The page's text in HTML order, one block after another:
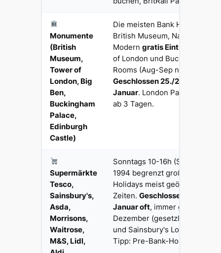
Monumente
(British
Museum,
Tower of
London, Big
Ben,
Buckingham
Palace,
Edinburgh
Castle)
Die meisten Bank Holidays
British Museum, National
Modern gratis Eintritt
of London und Buckingham
Rooms (Aug-Sep nur) online
Geschlossen 25./26.
Januar. London Pass für
ab 3 Tagen.
Supermärkte
Tesco,
Sainsbury's,
Asda,
Morrisons,
Waitrose,
M&S, Lidl,
Sonntags 10-16h (Sunday
1994 begrenzt große
Holidays meist geöffnet mit
Zeiten. Geschlossen Boxing
Januar oft, immer
Dezember (gesetzlich). Tesco
und Sainsbury's Local 7/7
Tipp: Pre-Bank-Holiday-